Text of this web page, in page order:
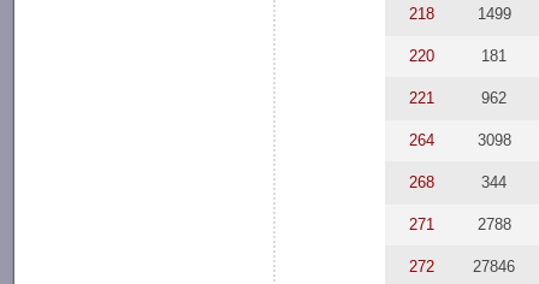
218 1499
220 181
221 962
264 3098
268 344
271 2788
272 27846